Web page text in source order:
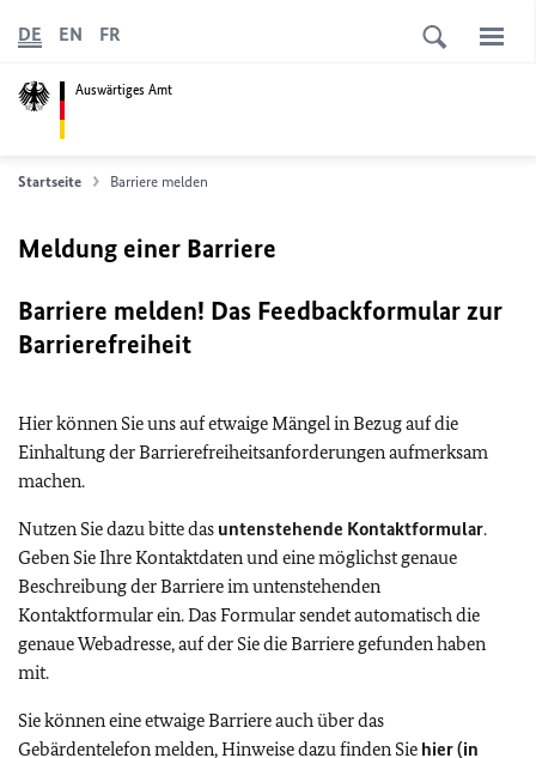
Auswärtiges Amt
DE EN FR
Startseite Barriere melden
Meldung einer Barriere
Barriere melden! Das Feedbackformular zur
Barrierefreiheit
Hier können Sie uns auf etwaige Mängel in Bezug auf die
Einhaltung der Barrierefreiheitsanforderungen aufmerksam
machen.
Nutzen Sie dazu bitte das untenstehende Kontaktformular.
Geben Sie Ihre Kontaktdaten und eine möglichst genaue
Beschreibung der Barriere im untenstehenden
Kontaktformular ein. Das Formular sendet automatisch die
genaue Webadresse, auf der Sie die Barriere gefunden haben
mit.
Sie können eine etwaige Barriere auch über das
Gebärdentelefon melden, Hinweise dazu finden Sie hier (in